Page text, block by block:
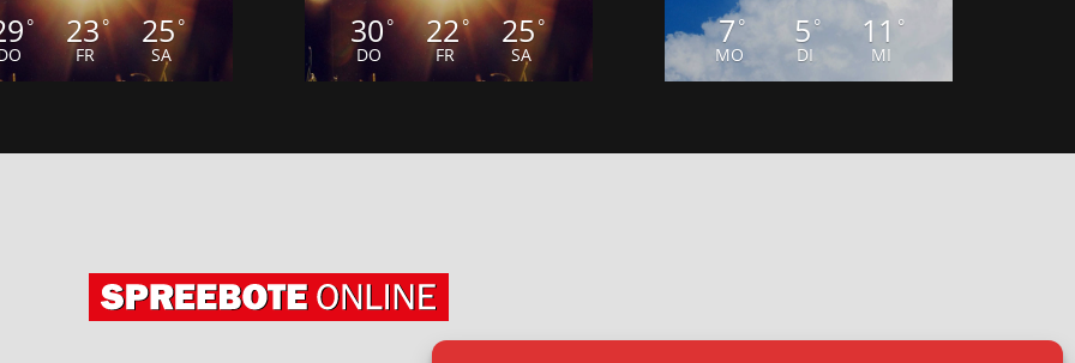
° 23°
FR
25°
SA
30°
DO
22°
FR
25°
SA
7°
MO
5°
DI
11 °
MI